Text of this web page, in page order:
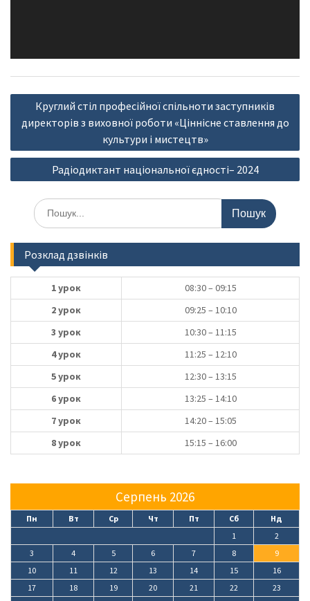
Навігація
записів
Круглий стіл професійної спільноти заступників
директорів з виховної роботи «Ціннісне ставлення до
культури і мистецтв»
Радіодиктант національної єдності– 2024
Шукати:
Розклад дзвінків
1 урок
08:30 – 09:15
2 урок
09:25 – 10:10
3 урок
10:30 – 11:15
4 урок
11:25 – 12:10
5 урок
12:30 – 13:15
6 урок
13:25 – 14:10
7 урок
14:20 – 15:05
8 урок
15:15 – 16:00
Серпень 2026
Пн Вт Ср Чт Пт Сб
Нд
1
2
3
4 5 6 7 8
9
10
11 12 13 14 15
16
17
18 19 20 21 22
23